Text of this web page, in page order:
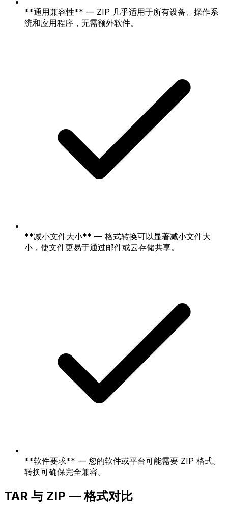
**通用兼容性** — ZIP 几乎适用于所有设备、操作系
统和应用程序，无需额外软件。
**减小文件大小** — 格式转换可以显著减小文件大
小，使文件更易于通过邮件或云存储共享。
**软件要求** — 您的软件或平台可能需要 ZIP 格式。
转换可确保完全兼容。
TAR 与 ZIP — 格式对比